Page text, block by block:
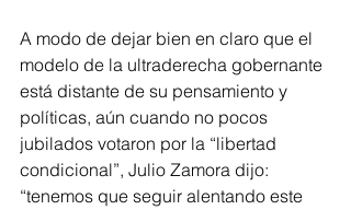
A modo de dejar bien en claro que el
modelo de la ultraderecha gobernante
está distante de su pensamiento y
políticas, aún cuando no pocos
jubilados votaron por la “libertad
condicional”, Julio Zamora dijo:
“tenemos que seguir alentando este